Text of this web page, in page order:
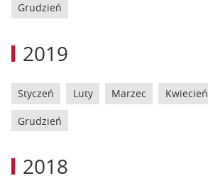
Grudzień
2019
Styczeń Luty Marzec Kwiecień
Grudzień
2018